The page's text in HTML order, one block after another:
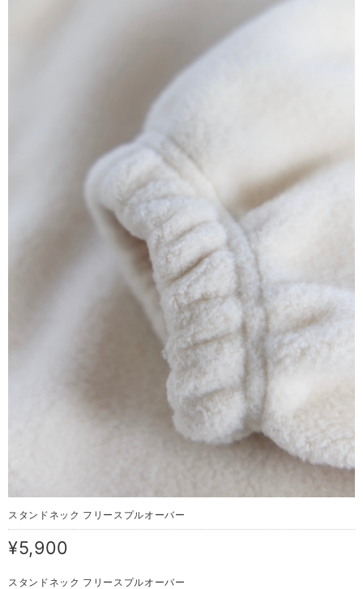
スタンドネック フリースプルオーバー
¥5,900
スタンドネック フリースプルオーバー